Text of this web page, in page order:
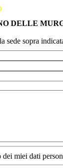
DELLE
sede sopra
miei dati